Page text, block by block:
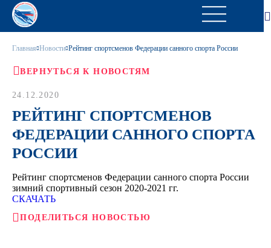
Главная Новости Рейтинг спортсменов Федерации санного спорта России
ВЕРНУТЬСЯ К НОВОСТЯМ
24.12.2020
РЕЙТИНГ СПОРТСМЕНОВ
ФЕДЕРАЦИИ САННОГО СПОРТА
РОССИИ
Рейтинг спортсменов Федерации санного спорта России
зимний спортивный сезон 2020-2021 гг.
СКАЧАТЬ
ПОДЕЛИТЬСЯ НОВОСТЬЮ